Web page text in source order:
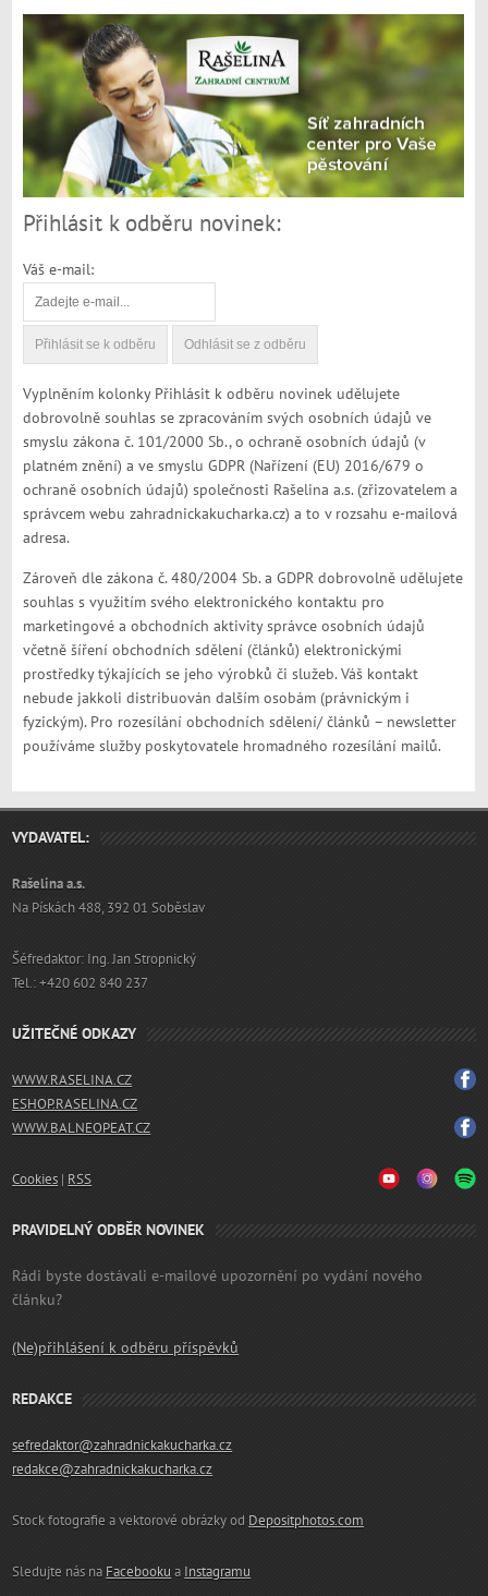
Přihlásit k odběru novinek:
Váš e-mail:
Vyplněním kolonky Přihlásit k odběru novinek udělujete
dobrovolně souhlas se zpracováním svých osobních údajů ve
smyslu zákona č. 101/2000 Sb., o ochraně osobních údajů (v
platném znění) a ve smyslu GDPR (Nařízení (EU) 2016/679 o
ochraně osobních údajů) společnosti Rašelina a.s. (zřizovatelem a
správcem webu zahradnickakucharka.cz) a to v rozsahu e-mailová
adresa.
Zároveň dle zákona č. 480/2004 Sb. a GDPR dobrovolně udělujete
souhlas s využitím svého elektronického kontaktu pro
marketingové a obchodních aktivity správce osobních údajů
včetně šíření obchodních sdělení (článků) elektronickými
prostředky týkajících se jeho výrobků či služeb. Váš kontakt
nebude jakkoli distribuován dalším osobám (právnickým i
fyzickým). Pro rozesílání obchodních sdělení/ článků – newsletter
používáme služby poskytovatele hromadného rozesílání mailů.
VYDAVATEL:
Rašelina a.s.
Na Pískách 488, 392 01 Soběslav
Šéfredaktor: Ing. Jan Stropnický
Tel.: +420 602 840 237
UŽITEČNÉ ODKAZY
WWW.RASELINA.CZ
ESHOP.RASELINA.CZ
WWW.BALNEOPEAT.CZ
Cookies | RSS
PRAVIDELNÝ ODBĚR NOVINEK
Rádi byste dostávali e-mailové upozornění po vydání nového
článku?
(Ne)přihlášení k odběru příspěvků
REDAKCE
sefredaktor@zahradnickakucharka.cz
redakce@zahradnickakucharka.cz
Stock fotografie a vektorové obrázky od Depositphotos.com
Sledujte nás na Facebooku a Instagramu